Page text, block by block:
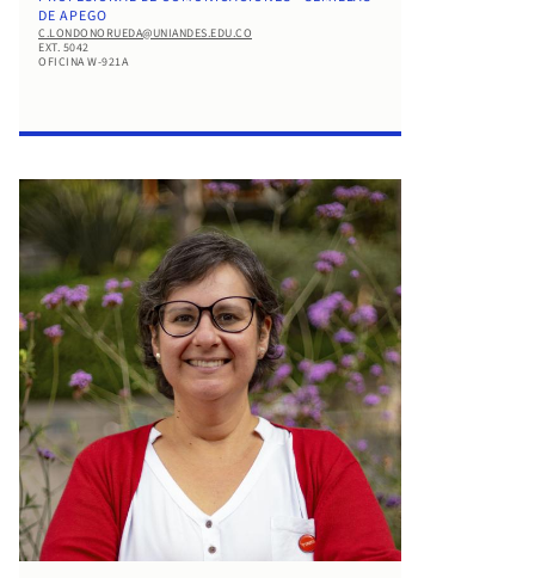
DE APEGO
C.LONDONORUEDA@UNIANDES.EDU.CO
EXT. 5042
OFICINA W-921A